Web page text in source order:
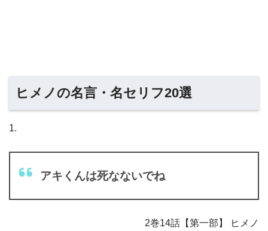
ヒメノの名言・名セリフ20選
1.
アキくんは死なないでね
2巻14話【第一部】 ヒメノ